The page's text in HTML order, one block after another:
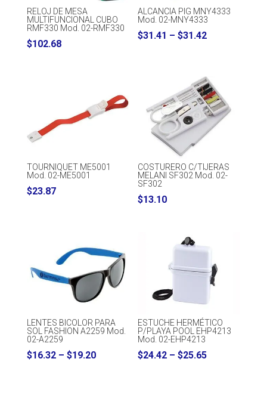
RELOJ DE MESA
MULTIFUNCIONAL CUBO
RMF330 Mod. 02-RMF330
$102.68
ALCANCIA PIG MNY4333
Mod. 02-MNY4333
$31.41 – $31.42Price
through
$31.42
TOURNIQUET ME5001
Mod. 02-ME5001
$23.87
COSTURERO C/TIJERAS
MELANI SF302 Mod. 02-
SF302
$13.10
LENTES BICOLOR PARA
SOL FASHION A2259 Mod.
02-A2259
$16.32 – $19.20Price
ESTUCHE HERMÉTICO
P/PLAYA POOL EHP4213
Mod. 02-EHP4213
$24.42 – $25.65Price